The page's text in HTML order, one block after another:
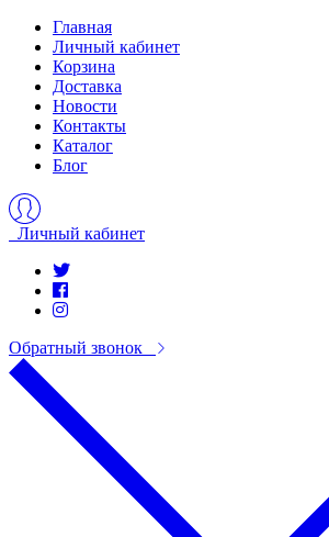
Главная
Личный кабинет
Корзина
Доставка
Новости
Контакты
Каталог
Блог
Личный кабинет
Обратный звонок